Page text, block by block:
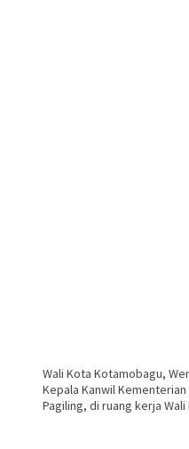
Wali Kota Kotamobagu,
Kepala Kanwil
Pagiling, di ruang kerja